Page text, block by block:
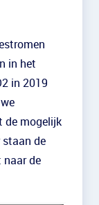
in het
in 2019
de mogelijk
staan de
de